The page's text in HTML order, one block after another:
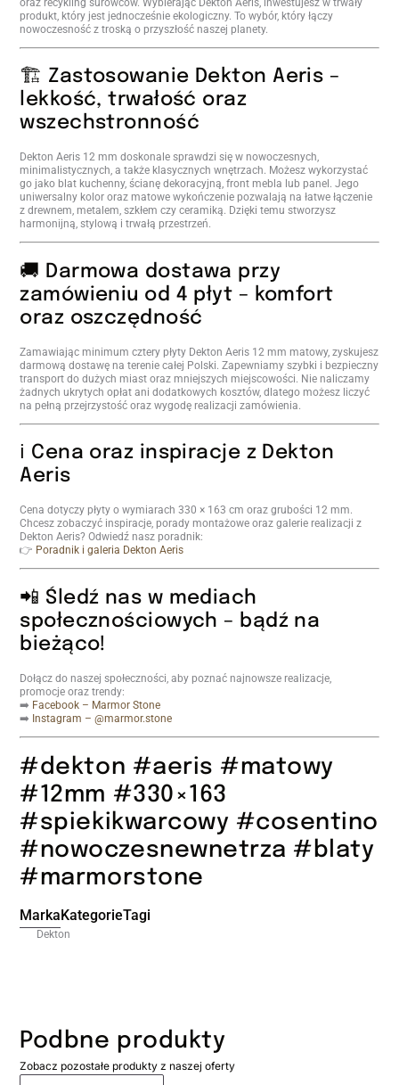
oraz recykling surowców. Wybierając Dekton Aeris, inwestujesz w trwały
produkt, który jest jednocześnie ekologiczny. To wybór, który łączy
nowoczesność z troską o przyszłość naszej planety.
🏗️ Zastosowanie Dekton Aeris –
lekkość, trwałość oraz
wszechstronność
Dekton Aeris 12 mm doskonale sprawdzi się w nowoczesnych,
minimalistycznych, a także klasycznych wnętrzach. Możesz wykorzystać
go jako blat kuchenny, ścianę dekoracyjną, front mebla lub panel. Jego
uniwersalny kolor oraz matowe wykończenie pozwalają na łatwe łączenie
z drewnem, metalem, szkłem czy ceramiką. Dzięki temu stworzysz
harmonijną, stylową i trwałą przestrzeń.
🚚 Darmowa dostawa przy
zamówieniu od 4 płyt – komfort
oraz oszczędność
Zamawiając minimum cztery płyty Dekton Aeris 12 mm matowy, zyskujesz
darmową dostawę na terenie całej Polski. Zapewniamy szybki i bezpieczny
transport do dużych miast oraz mniejszych miejscowości. Nie naliczamy
żadnych ukrytych opłat ani dodatkowych kosztów, dlatego możesz liczyć
na pełną przejrzystość oraz wygodę realizacji zamówienia.
ℹ️ Cena oraz inspiracje z Dekton
Aeris
Cena dotyczy płyty o wymiarach 330 × 163 cm oraz grubości 12 mm.
Chcesz zobaczyć inspiracje, porady montażowe oraz galerie realizacji z
Dekton Aeris? Odwiedź nasz poradnik:
👉 Poradnik i galeria Dekton Aeris
📲 Śledź nas w mediach
społecznościowych – bądź na
bieżąco!
Dołącz do naszej społeczności, aby poznać najnowsze realizacje,
promocje oraz trendy:
➡️ Facebook – Marmor Stone
➡️ Instagram – @marmor.stone
#dekton #aeris #matowy
#12mm #330×163
#spiekikwarcowy #cosentino
#nowoczesnewnetrza #blaty
#marmorstone
MarkaKategorieTagi
Dekton
Podbne produkty
Zobacz pozostałe produkty z naszej oferty